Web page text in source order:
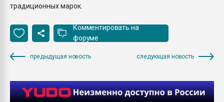
традиционных марок.
Комментировать на
форуме
предыдущая новость следующая новость